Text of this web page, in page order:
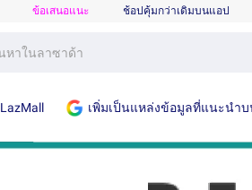
ข้อเสนอแนะ ช้อปคุ้มกว่าเดิมบนแอป
LazMall เพิ่มเป็นแหล่งข้อมูลที่แนะนำบ